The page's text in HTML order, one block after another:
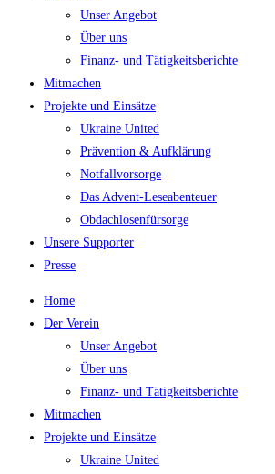
Unser Angebot
Über uns
Finanz- und Tätigkeitsberichte
Mitmachen
Projekte und Einsätze
Ukraine United
Prävention & Aufklärung
Notfallvorsorge
Das Advent-Leseabenteuer
Obdachlosenfürsorge
Unsere Supporter
Presse
Home
Der Verein
Unser Angebot
Über uns
Finanz- und Tätigkeitsberichte
Mitmachen
Projekte und Einsätze
Ukraine United